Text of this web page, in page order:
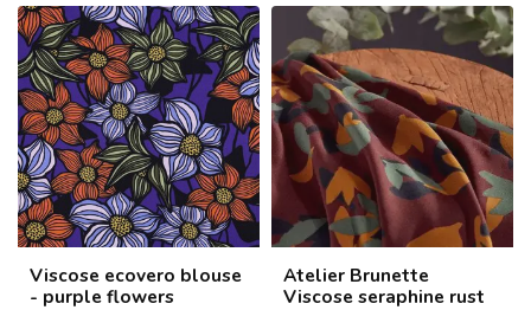
Viscose ecovero blouse
- purple flowers
Atelier Brunette
Viscose seraphine rust